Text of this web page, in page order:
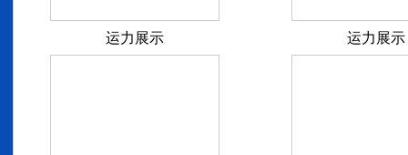
运力展示 运力展示